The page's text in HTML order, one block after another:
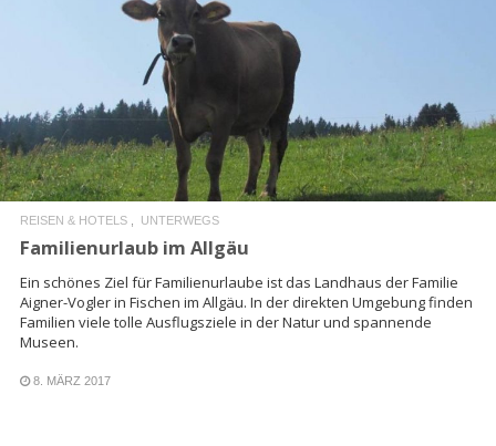
READ MORE
REISEN & HOTELS UNTERWEGS
Familienurlaub im Allgäu
Ein schönes Ziel für Familienurlaube ist das Landhaus der Familie
Aigner-Vogler in Fischen im Allgäu. In der direkten Umgebung finden
Familien viele tolle Ausflugsziele in der Natur und spannende
Museen.
8. MÄRZ 2017